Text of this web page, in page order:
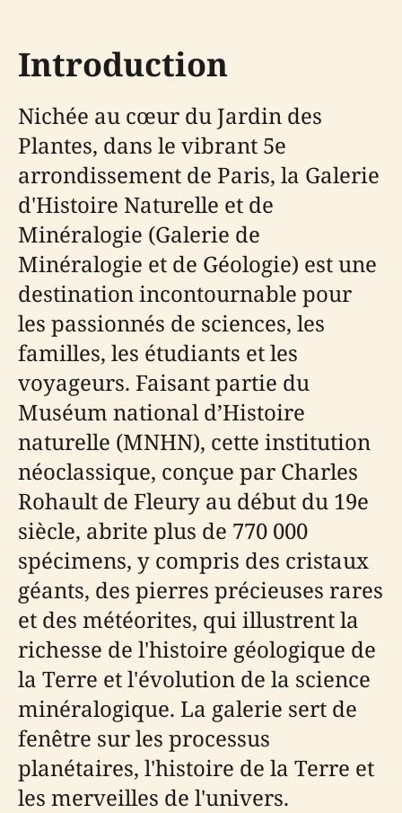
Introduction
Nichée au cœur du Jardin des
Plantes, dans le vibrant 5e
arrondissement de Paris, la Galerie
d'Histoire Naturelle et de
Minéralogie (Galerie de
Minéralogie et de Géologie) est une
destination incontournable pour
les passionnés de sciences, les
familles, les étudiants et les
voyageurs. Faisant partie du
Muséum national d’Histoire
naturelle (MNHN), cette institution
néoclassique, conçue par Charles
Rohault de Fleury au début du 19e
siècle, abrite plus de 770 000
spécimens, y compris des cristaux
géants, des pierres précieuses rares
et des météorites, qui illustrent la
richesse de l'histoire géologique de
la Terre et l'évolution de la science
minéralogique. La galerie sert de
fenêtre sur les processus
planétaires, l'histoire de la Terre et
les merveilles de l'univers.